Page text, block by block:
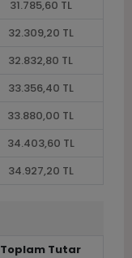
31.785,60 TL
32.309,20 TL
32.832,80 TL
33.356,40 TL
33.880,00 TL
34.403,60 TL
34.927,20 TL
Toplam Tutar